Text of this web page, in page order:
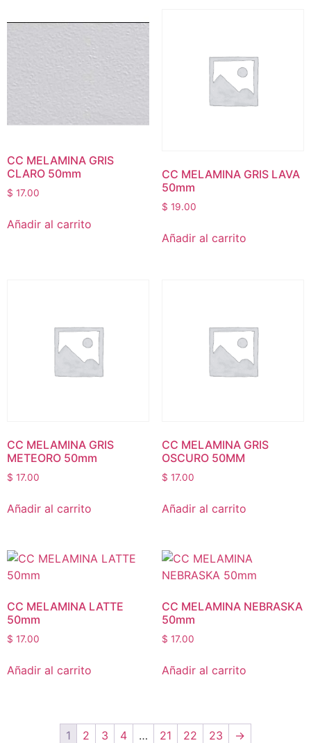
CC MELAMINA GRIS
CLARO 50mm
$ 17.00
Añadir al carrito
CC MELAMINA GRIS LAVA
50mm
$ 19.00
Añadir al carrito
CC MELAMINA GRIS
METEORO 50mm
$ 17.00
Añadir al carrito
CC MELAMINA GRIS
OSCURO 50MM
$ 17.00
Añadir al carrito
CC MELAMINA LATTE
50mm
$ 17.00
Añadir al carrito
CC MELAMINA NEBRASKA
50mm
$ 17.00
Añadir al carrito
1 2 3 4 … 21 22 23 →